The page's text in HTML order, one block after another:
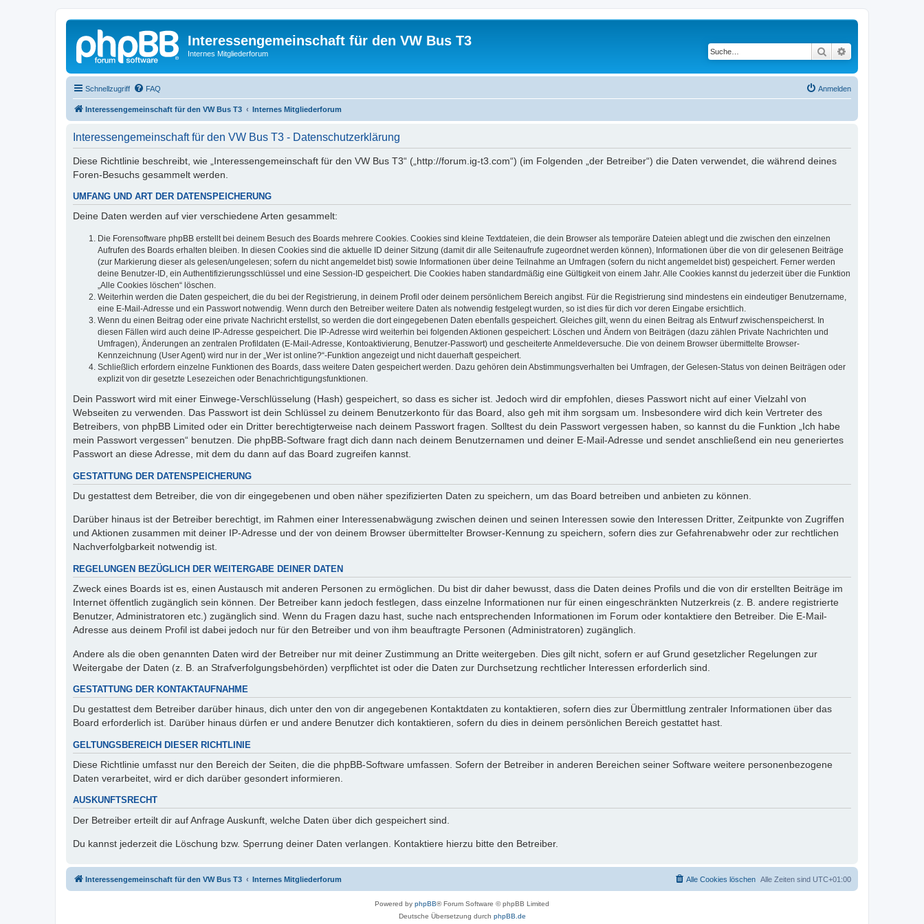
Interessengemeinschaft für den VW Bus T3
Internes Mitgliederforum Suche
Schnellzugriff FAQ Anmelden
Interessengemeinschaft für den VW Bus T3 Internes Mitgliederforum
Interessengemeinschaft für den VW Bus T3 - Datenschutzerklärung
Diese Richtlinie beschreibt, wie „Interessengemeinschaft für den VW Bus T3“ („http://forum.ig-t3.com“) (im Folgenden „der Betreiber“) die Daten verwendet, die während deines
Foren-Besuchs gesammelt werden.
UMFANG UND ART DER DATENSPEICHERUNG
Deine Daten werden auf vier verschiedene Arten gesammelt:
Die Forensoftware phpBB erstellt bei deinem Besuch des Boards mehrere Cookies. Cookies sind kleine Textdateien, die dein Browser als temporäre Dateien ablegt und die zwischen den einzelnen
Aufrufen des Boards erhalten bleiben. In diesen Cookies sind die aktuelle ID deiner Sitzung (damit dir alle Seitenaufrufe zugeordnet werden können), Informationen über die von dir gelesenen Beiträge
(zur Markierung dieser als gelesen/ungelesen; sofern du nicht angemeldet bist) sowie Informationen über deine Teilnahme an Umfragen (sofern du nicht angemeldet bist) gespeichert. Ferner werden
deine Benutzer-ID, ein Authentifizierungsschlüssel und eine Session-ID gespeichert. Die Cookies haben standardmäßig eine Gültigkeit von einem Jahr. Alle Cookies kannst du jederzeit über die Funktion
„Alle Cookies löschen“ löschen.
Weiterhin werden die Daten gespeichert, die du bei der Registrierung, in deinem Profil oder deinem persönlichem Bereich angibst. Für die Registrierung sind mindestens ein eindeutiger Benutzername,
eine E-Mail-Adresse und ein Passwort notwendig. Wenn durch den Betreiber weitere Daten als notwendig festgelegt wurden, so ist dies für dich vor deren Eingabe ersichtlich.
Wenn du einen Beitrag oder eine private Nachricht erstellst, so werden die dort eingegebenen Daten ebenfalls gespeichert. Gleiches gilt, wenn du einen Beitrag als Entwurf zwischenspeicherst. In
diesen Fällen wird auch deine IP-Adresse gespeichert. Die IP-Adresse wird weiterhin bei folgenden Aktionen gespeichert: Löschen und Ändern von Beiträgen (dazu zählen Private Nachrichten und
Umfragen), Änderungen an zentralen Profildaten (E-Mail-Adresse, Kontoaktivierung, Benutzer-Passwort) und gescheiterte Anmeldeversuche. Die von deinem Browser übermittelte Browser-
Kennzeichnung (User Agent) wird nur in der „Wer ist online?“-Funktion angezeigt und nicht dauerhaft gespeichert.
Schließlich erfordern einzelne Funktionen des Boards, dass weitere Daten gespeichert werden. Dazu gehören dein Abstimmungsverhalten bei Umfragen, der Gelesen-Status von deinen Beiträgen oder
explizit von dir gesetzte Lesezeichen oder Benachrichtigungsfunktionen.
Dein Passwort wird mit einer Einwege-Verschlüsselung (Hash) gespeichert, so dass es sicher ist. Jedoch wird dir empfohlen, dieses Passwort nicht auf einer Vielzahl von
Webseiten zu verwenden. Das Passwort ist dein Schlüssel zu deinem Benutzerkonto für das Board, also geh mit ihm sorgsam um. Insbesondere wird dich kein Vertreter des
Betreibers, von phpBB Limited oder ein Dritter berechtigterweise nach deinem Passwort fragen. Solltest du dein Passwort vergessen haben, so kannst du die Funktion „Ich habe
mein Passwort vergessen“ benutzen. Die phpBB-Software fragt dich dann nach deinem Benutzernamen und deiner E-Mail-Adresse und sendet anschließend ein neu generiertes
Passwort an diese Adresse, mit dem du dann auf das Board zugreifen kannst.
GESTATTUNG DER DATENSPEICHERUNG
Du gestattest dem Betreiber, die von dir eingegebenen und oben näher spezifizierten Daten zu speichern, um das Board betreiben und anbieten zu können.
Darüber hinaus ist der Betreiber berechtigt, im Rahmen einer Interessenabwägung zwischen deinen und seinen Interessen sowie den Interessen Dritter, Zeitpunkte von Zugriffen
und Aktionen zusammen mit deiner IP-Adresse und der von deinem Browser übermittelter Browser-Kennung zu speichern, sofern dies zur Gefahrenabwehr oder zur rechtlichen
Nachverfolgbarkeit notwendig ist.
REGELUNGEN BEZÜGLICH DER WEITERGABE DEINER DATEN
Zweck eines Boards ist es, einen Austausch mit anderen Personen zu ermöglichen. Du bist dir daher bewusst, dass die Daten deines Profils und die von dir erstellten Beiträge im
Internet öffentlich zugänglich sein können. Der Betreiber kann jedoch festlegen, dass einzelne Informationen nur für einen eingeschränkten Nutzerkreis (z. B. andere registrierte
Benutzer, Administratoren etc.) zugänglich sind. Wenn du Fragen dazu hast, suche nach entsprechenden Informationen im Forum oder kontaktiere den Betreiber. Die E-Mail-
Adresse aus deinem Profil ist dabei jedoch nur für den Betreiber und von ihm beauftragte Personen (Administratoren) zugänglich.
Andere als die oben genannten Daten wird der Betreiber nur mit deiner Zustimmung an Dritte weitergeben. Dies gilt nicht, sofern er auf Grund gesetzlicher Regelungen zur
Weitergabe der Daten (z. B. an Strafverfolgungsbehörden) verpflichtet ist oder die Daten zur Durchsetzung rechtlicher Interessen erforderlich sind.
GESTATTUNG DER KONTAKTAUFNAHME
Du gestattest dem Betreiber darüber hinaus, dich unter den von dir angegebenen Kontaktdaten zu kontaktieren, sofern dies zur Übermittlung zentraler Informationen über das
Board erforderlich ist. Darüber hinaus dürfen er und andere Benutzer dich kontaktieren, sofern du dies in deinem persönlichen Bereich gestattet hast.
GELTUNGSBEREICH DIESER RICHTLINIE
Diese Richtlinie umfasst nur den Bereich der Seiten, die die phpBB-Software umfassen. Sofern der Betreiber in anderen Bereichen seiner Software weitere personenbezogene
Daten verarbeitet, wird er dich darüber gesondert informieren.
AUSKUNFTSRECHT
Der Betreiber erteilt dir auf Anfrage Auskunft, welche Daten über dich gespeichert sind.
Du kannst jederzeit die Löschung bzw. Sperrung deiner Daten verlangen. Kontaktiere hierzu bitte den Betreiber.
Interessengemeinschaft für den VW Bus T3 Internes Mitgliederforum Alle Zeiten sind UTC+01:00
Alle Cookies löschen
Powered by phpBB® Forum Software © phpBB Limited
Deutsche Übersetzung durch phpBB.de